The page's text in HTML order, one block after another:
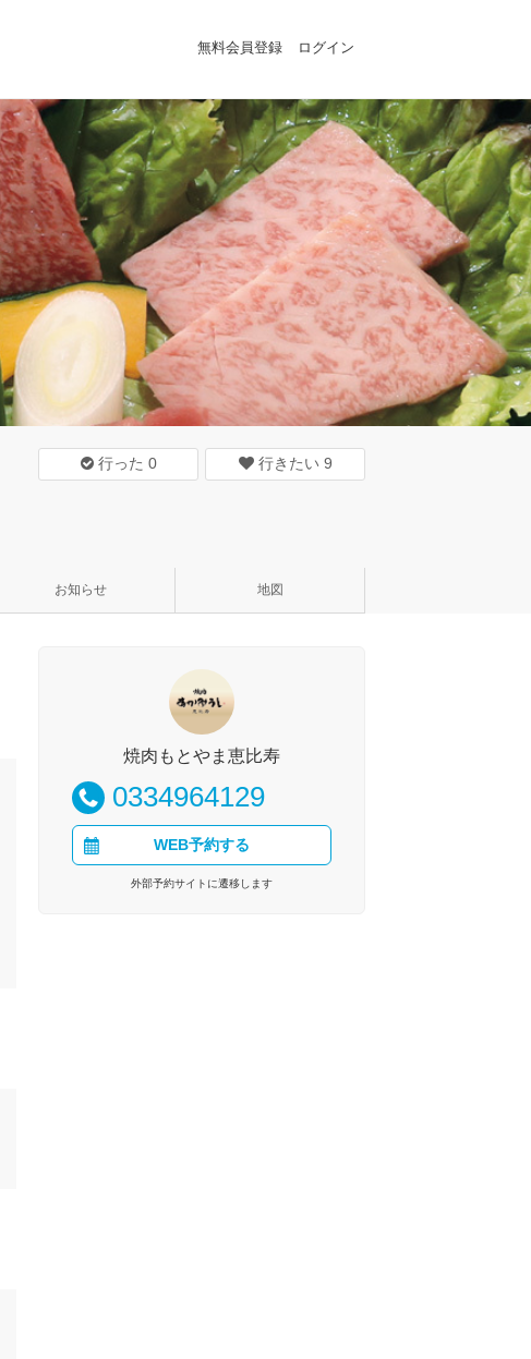
無料会員登録 ログイン
行った 0 行きたい 9
お知らせ 地図
焼肉もとやま恵比寿
0334964129
WEB予約する
外部予約サイトに遷移します